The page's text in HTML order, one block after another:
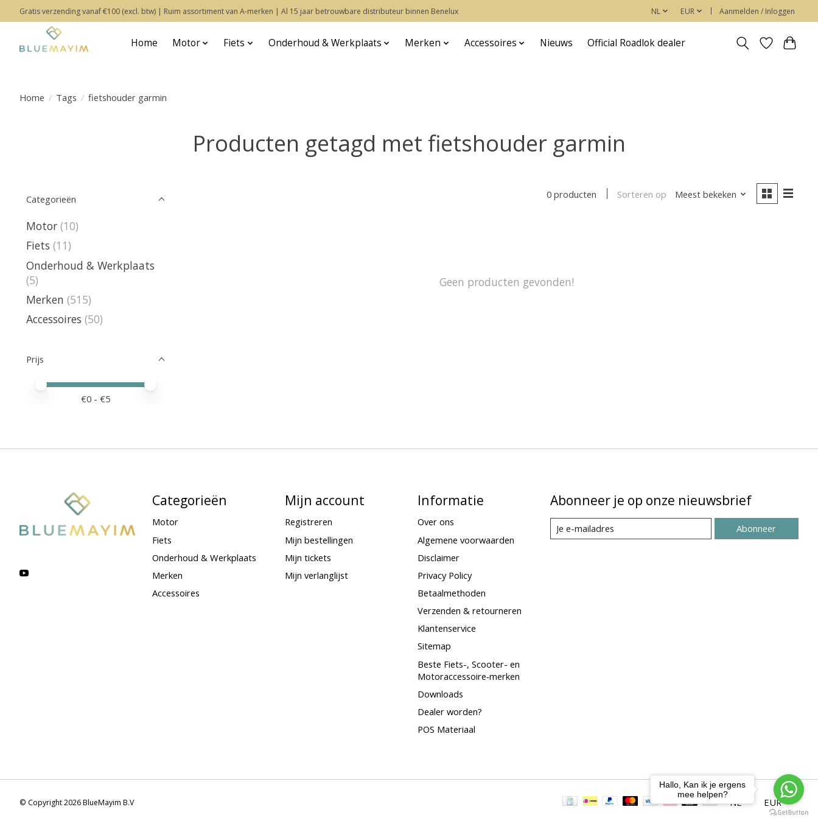
Gratis verzending vanaf €100 (excl. btw) | Ruim assortiment van A-merken | Al 15 jaar betrouwbare distributeur binnen Benelux NL EUR Aanmelden / Inloggen
Home Motor Fiets Onderhoud & Werkplaats Merken Accessoires Nieuws Official Roadlok dealer
Home / Tags / fietshouder garmin
Producten getagd met fietshouder garmin
Categorieën
Motor (10)
Fiets (11)
Onderhoud & Werkplaats
(5)
Merken (515)
Accessoires (50)
Prijs
Minimale prijswaarde
Price maximum value
€0 - €5
0 producten Sorteren op Meest bekeken
Geen producten gevonden!
Categorieën
Motor
Fiets
Onderhoud & Werkplaats
Merken
Accessoires
Mijn account
Registreren
Mijn bestellingen
Mijn tickets
Mijn verlanglijst
Informatie
Over ons
Algemene voorwaarden
Disclaimer
Privacy Policy
Betaalmethoden
Verzenden & retourneren
Klantenservice
Sitemap
Beste Fiets-, Scooter- en
Motoraccessoire‑merken
Downloads
Dealer worden?
POS Materiaal
Abonneer je op onze nieuwsbrief
Abonneer
© Copyright 2026 BlueMayim B.V NL EUR
Hallo, Kan ik je ergens
mee helpen?